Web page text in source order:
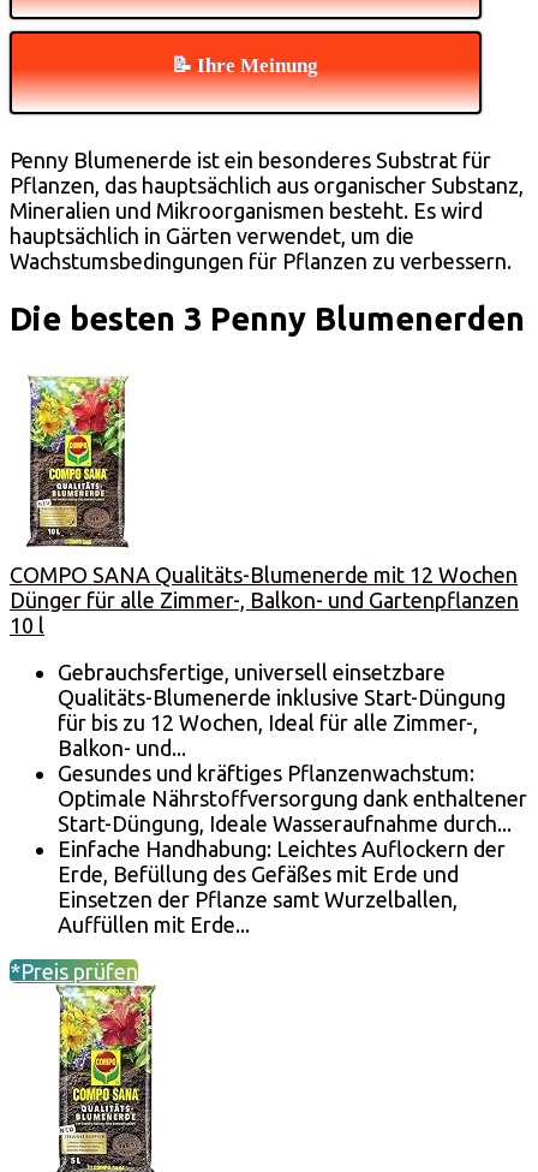
📝 Ihre Meinung
Penny Blumenerde ist ein besonderes Substrat für
Pflanzen, das hauptsächlich aus organischer Substanz,
Mineralien und Mikroorganismen besteht. Es wird
hauptsächlich in Gärten verwendet, um die
Wachstumsbedingungen für Pflanzen zu verbessern.
Die besten 3 Penny Blumenerden
COMPO SANA Qualitäts-Blumenerde mit 12 Wochen
Dünger für alle Zimmer-, Balkon- und Gartenpflanzen
10 l
Gebrauchsfertige, universell einsetzbare
Qualitäts-Blumenerde inklusive Start-Düngung
für bis zu 12 Wochen, Ideal für alle Zimmer-,
Balkon- und...
Gesundes und kräftiges Pflanzenwachstum:
Optimale Nährstoffversorgung dank enthaltener
Start-Düngung, Ideale Wasseraufnahme durch...
Einfache Handhabung: Leichtes Auflockern der
Erde, Befüllung des Gefäßes mit Erde und
Einsetzen der Pflanze samt Wurzelballen,
Auffüllen mit Erde...
*Preis prüfen